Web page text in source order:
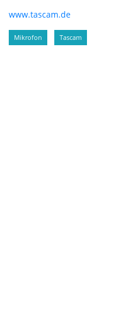
www.tascam.de
Mikrofon Tascam